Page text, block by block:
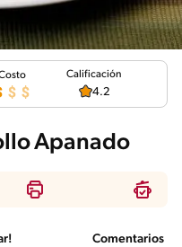
Calificación
4.2
Apanado
Comentarios